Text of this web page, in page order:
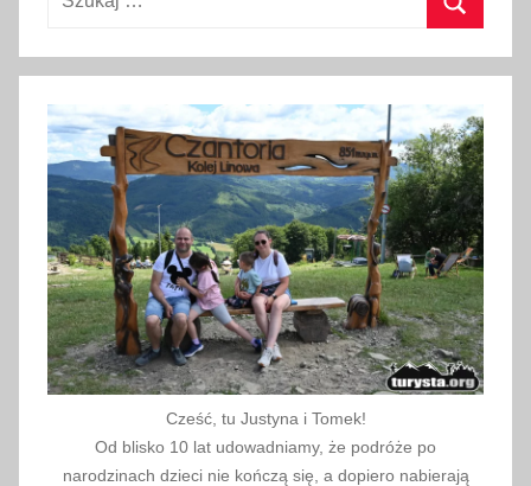
2
1
7
Cześć, tu Justyna i Tomek!
Od blisko 10 lat udowadniamy, że podróże po
narodzinach dzieci nie kończą się, a dopiero nabierają